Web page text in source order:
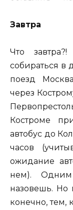
Завтра
Что
собираться в
поезд
через
Костроме
автобус до
часов
ожидание
нем).
назовешь. Но
конечно, тем,